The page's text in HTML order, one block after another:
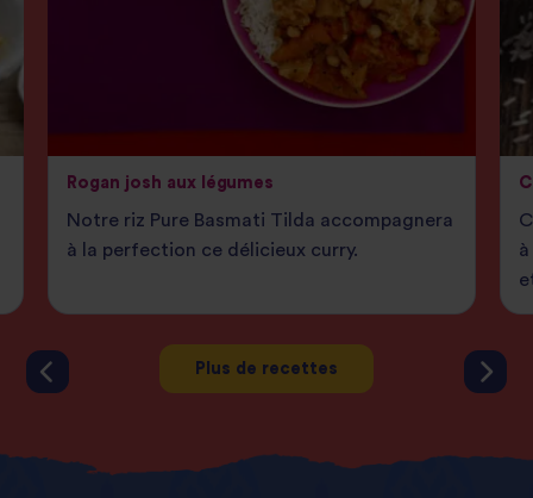
Rogan josh aux légumes
Notre riz Pure Basmati Tilda accompagnera
à la perfection ce délicieux curry.
Plus de recettes